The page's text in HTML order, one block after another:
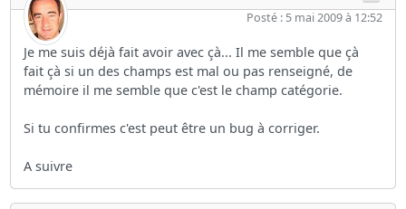
Posté : 5 mai 2009 à 12:52
Je me suis déjà fait avoir avec çà... Il me semble que çà
fait çà si un des champs est mal ou pas renseigné, de
mémoire il me semble que c'est le champ catégorie.
Si tu confirmes c'est peut être un bug à corriger.
A suivre